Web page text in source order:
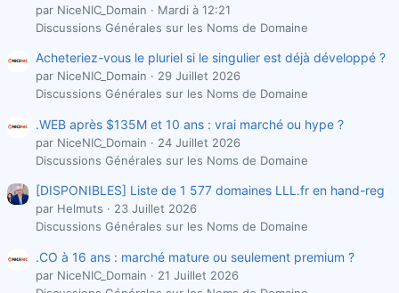
par NiceNIC_Domain
Mardi à 12:21
Discussions Générales sur les Noms de Domaine
Acheteriez-vous le pluriel si le singulier est déjà développé ?
par NiceNIC_Domain
29 Juillet 2026
Discussions Générales sur les Noms de Domaine
.WEB après $135M et 10 ans : vrai marché ou hype ?
par NiceNIC_Domain
24 Juillet 2026
Discussions Générales sur les Noms de Domaine
[DISPONIBLES] Liste de 1 577 domaines LLL.fr en hand-reg
par Helmuts
23 Juillet 2026
Discussions Générales sur les Noms de Domaine
.CO à 16 ans : marché mature ou seulement premium ?
par NiceNIC_Domain
21 Juillet 2026